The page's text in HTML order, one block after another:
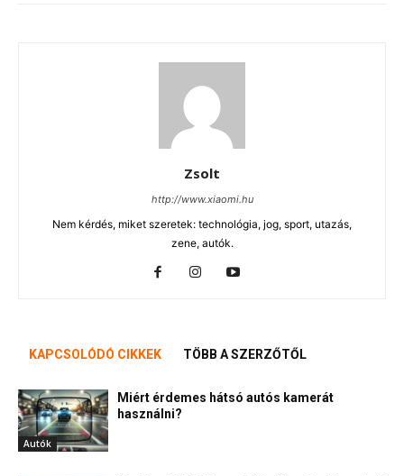
Zsolt
http://www.xiaomi.hu
Nem kérdés, miket szeretek: technológia, jog, sport, utazás,
zene, autók.
KAPCSOLÓDÓ CIKKEK TÖBB A SZERZŐTŐL
Autók
Miért érdemes hátsó autós kamerát
használni?